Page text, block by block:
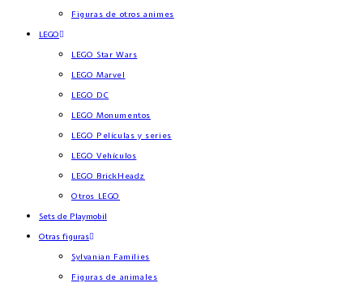
Figuras de otros animes
LEGO
LEGO Star Wars
LEGO Marvel
LEGO DC
LEGO Monumentos
LEGO Películas y series
LEGO Vehículos
LEGO BrickHeadz
Otros LEGO
Sets de Playmobil
Otras figuras
Sylvanian Families
Figuras de animales